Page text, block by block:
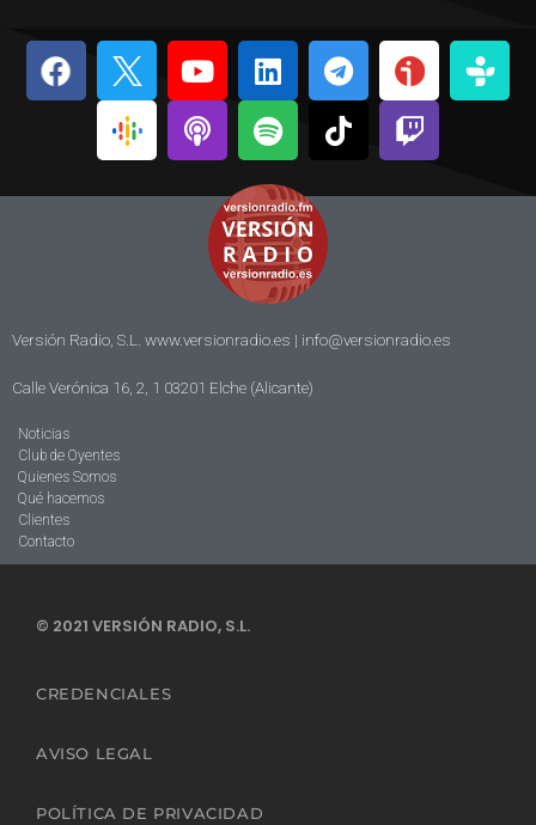
Versión Radio, S.L. www.versionradio.es | info@versionradio.es
Calle Verónica 16, 2, 1 03201 Elche (Alicante)
Noticias
Club de Oyentes
Quienes Somos
Qué hacemos
Clientes
Contacto
© 2021 VERSIÓN RADIO, S.L.
CREDENCIALES
AVISO LEGAL
POLÍTICA DE PRIVACIDAD